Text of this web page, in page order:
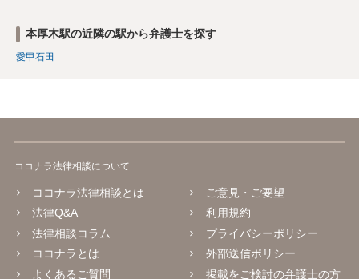
本厚木駅の近隣の駅から弁護士を探す
愛甲石田
ココナラ法律相談について
ココナラ法律相談とは
法律Q&A
法律相談コラム
ココナラとは
よくあるご質問
ご意見・ご要望
利用規約
プライバシーポリシー
外部送信ポリシー
掲載をご検討の弁護士の方